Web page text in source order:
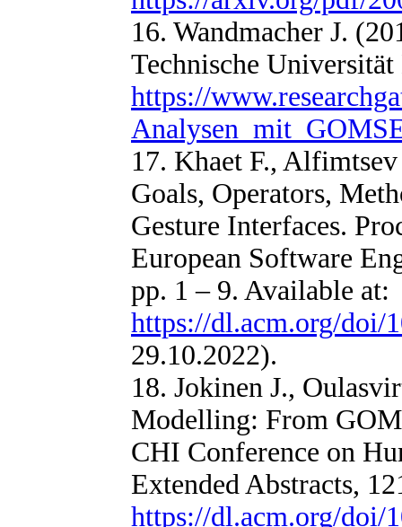
16. Wandmacher J.
Technische
https://
17. Khaet F.,
Goals, Operators,
Gesture Interfaces.
European Software
pp. 1 – 9. Available at:
https://dl.acm.org/doi/
29.10.2022).
18. Jokinen J.,
Modelling: From
CHI Conference on
Extended Abstracts,
https://dl.acm.org/doi/